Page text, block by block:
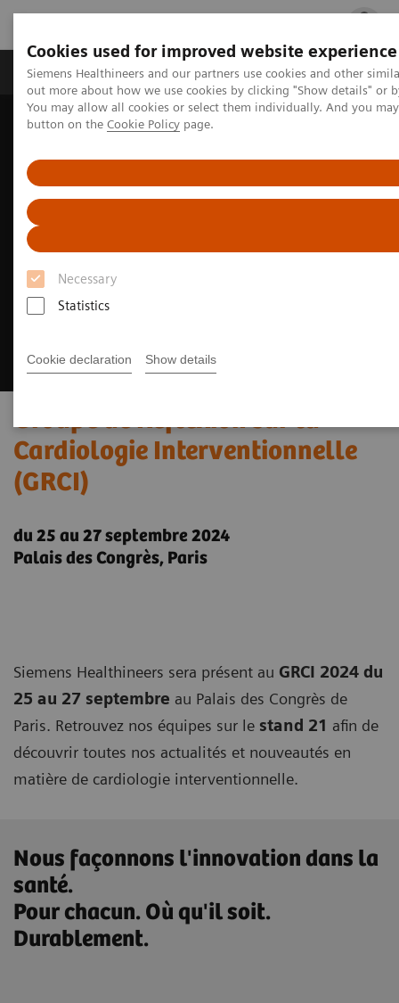
Cookies used for improved website experience
Siemens Healthineers and our partners use cookies and other
out more about how we use cookies by clicking "Show details" or
You may allow all cookies or select them individually. And you
button on the Cookie Policy page.
Necessary
Statistics
Cookie declaration Show details
Produits & services Spécialités cliniques
Accueil Actualités et événements
Groupe de Réflexion sur la
Cardiologie Interventionnelle
(GRCI)
du 25 au 27 septembre 2024
Palais des Congrès, Paris
Siemens Healthineers sera présent au GRCI 2024 du
25 au 27 septembre au Palais des Congrès de
Paris. Retrouvez nos équipes sur le stand 21 afin de
découvrir toutes nos actualités et nouveautés en
matière de cardiologie interventionnelle.
Nous façonnons l'innovation dans la
santé.
Pour chacun. Où qu'il soit.
Durablement.